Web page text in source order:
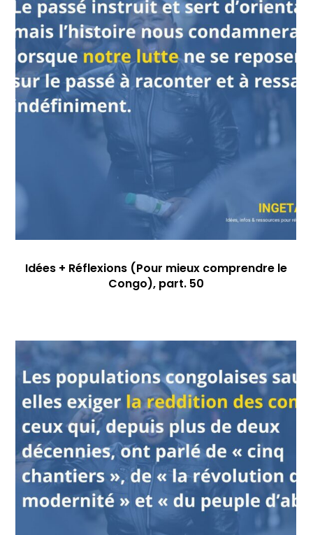
Idées + Réflexions (Pour mieux comprendre le
Congo), part. 50